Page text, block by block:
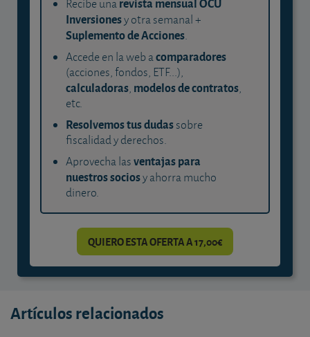
Recibe una
Inversionesy otra semanal +
Suplemento de Acciones.
Accede en la web acomparadores
(acciones, fondos, ETF...),
calculadoras, modelos de contratos,
etc.
Resolvemos tus dudassobre
fiscalidad y derechos.
Aprovecha lasventajas para
nuestros sociosy ahorra mucho
dinero.
QUIERO ESTA OFERTA A 17,00€
Artículos relacionados